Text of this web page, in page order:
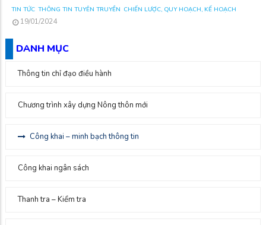
TIN TỨC THÔNG TIN TUYÊN TRUYỀN CHIẾN LƯỢC, QUY HOẠCH, KẾ HOẠCH
19/01/2024
DANH MỤC
Thông tin chỉ đạo điều hành
Chương trình xây dựng Nông thôn mới
Công khai – minh bạch thông tin
Công khai ngân sách
Thanh tra – Kiểm tra